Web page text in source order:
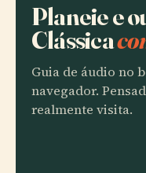
Planeie e
Clássica
Guia de áudio no
navegador.
realmente visita.